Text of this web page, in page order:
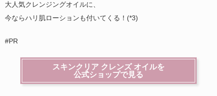
大人気クレンジングオイルに、
今ならハリ肌ローションも付いてくる！(*3)
#PR
スキンクリア クレンズ オイルを
公式ショップで見る